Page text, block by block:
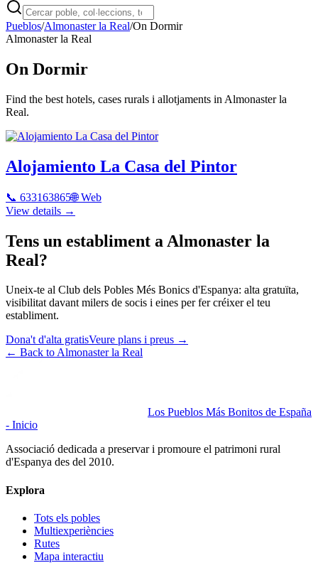
Pueblos/Almonaster la Real/On Dormir
Almonaster la Real
On Dormir
Find the best hotels, cases rurals i allotjaments in Almonaster la
Real.
Alojamiento La Casa del Pintor
📞 633163865🌐 Web
View details →
Tens un establiment a Almonaster la
Real?
Uneix-te al Club dels Pobles Més Bonics d'Espanya: alta gratuïta,
visibilitat davant milers de socis i eines per fer créixer el teu
establiment.
Dona't d'alta gratisVeure plans i preus →
← Back to Almonaster la Real
Los Pueblos Más Bonitos de España
- Inicio
Associació dedicada a preservar i promoure el patrimoni rural
d'Espanya des del 2010.
Explora
Tots els pobles
Multiexperiències
Rutes
Mapa interactiu